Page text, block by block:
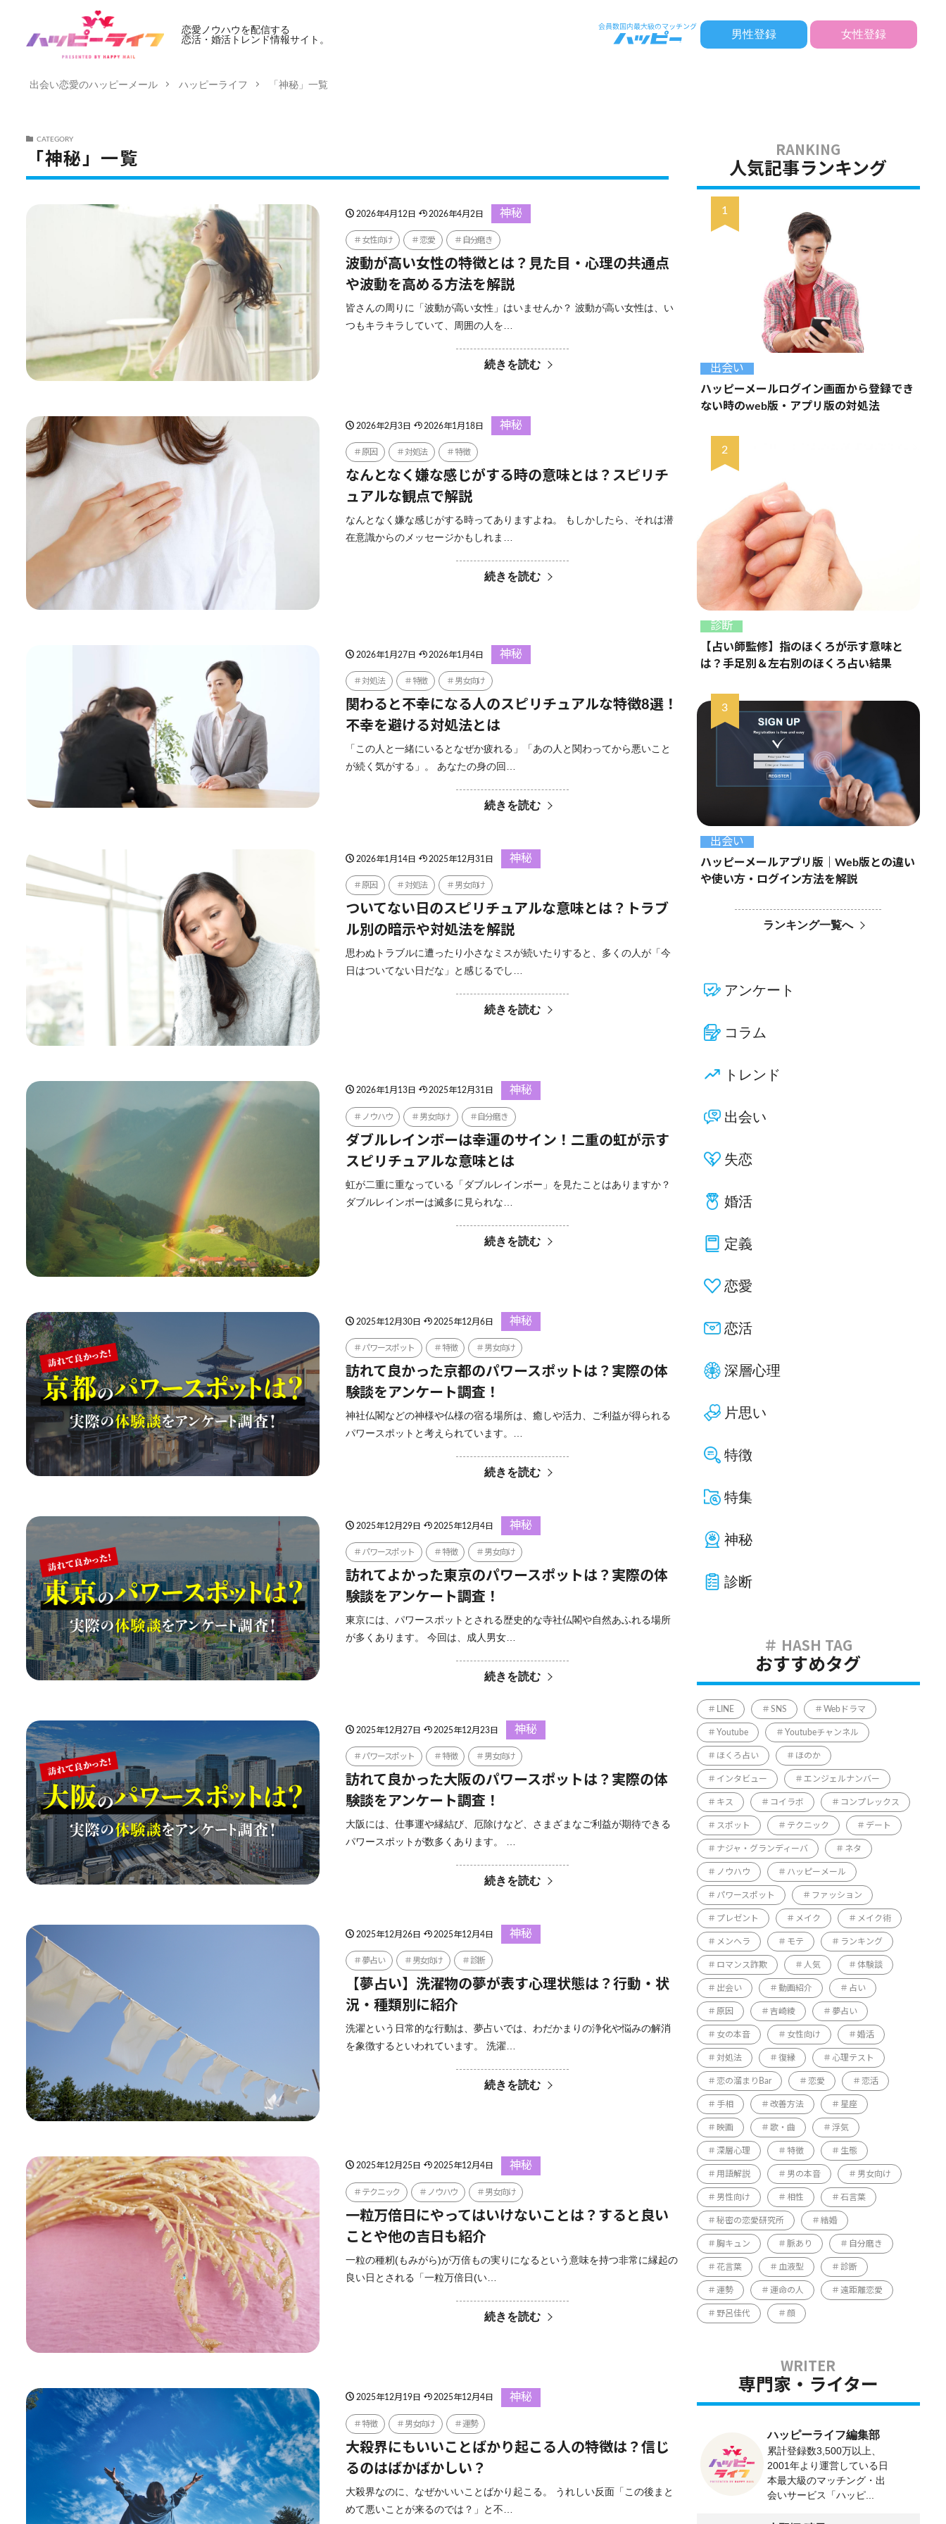
恋愛ノウハウを配信する
恋活・婚活トレンド情報サイト。
男性登録 女性登録
出会い恋愛のハッピーメール ハッピーライフ 「神秘」一覧
CATEGORY
「神秘」一覧
2026年4月12日 2026年4月2日 神秘
女性向け 恋愛 自分磨き
波動が高い女性の特徴とは？見た目・心理の共通点
や波動を高める方法を解説
皆さんの周りに「波動が高い女性」はいませんか？ 波動が高い女性は、い
つもキラキラしていて、周囲の人を…
続きを読む
2026年2月3日 2026年1月18日 神秘
原因 対処法 特徴
なんとなく嫌な感じがする時の意味とは？スピリチ
ュアルな観点で解説
なんとなく嫌な感じがする時ってありますよね。 もしかしたら、それは潜
在意識からのメッセージかもしれま…
続きを読む
2026年1月27日 2026年1月4日 神秘
対処法 特徴 男女向け
関わると不幸になる人のスピリチュアルな特徴8選！
不幸を避ける対処法とは
「この人と一緒にいるとなぜか疲れる」「あの人と関わってから悪いこと
が続く気がする」。 あなたの身の回…
続きを読む
2026年1月14日 2025年12月31日 神秘
原因 対処法 男女向け
ついてない日のスピリチュアルな意味とは？トラブ
ル別の暗示や対処法を解説
思わぬトラブルに遭ったり小さなミスが続いたりすると、多くの人が「今
日はついてない日だな」と感じるでし…
続きを読む
2026年1月13日 2025年12月31日 神秘
ノウハウ 男女向け 自分磨き
ダブルレインボーは幸運のサイン！二重の虹が示す
スピリチュアルな意味とは
虹が二重に重なっている「ダブルレインボー」を見たことはありますか？
ダブルレインボーは滅多に見られな…
続きを読む
2025年12月30日 2025年12月6日 神秘
パワースポット 特徴 男女向け
訪れて良かった京都のパワースポットは？実際の体
験談をアンケート調査！
神社仏閣などの神様や仏様の宿る場所は、癒しや活力、ご利益が得られる
パワースポットと考えられています。…
続きを読む
2025年12月29日 2025年12月4日 神秘
パワースポット 特徴 男女向け
訪れてよかった東京のパワースポットは？実際の体
験談をアンケート調査！
東京には、パワースポットとされる歴史的な寺社仏閣や自然あふれる場所
が多くあります。 今回は、成人男女…
続きを読む
2025年12月27日 2025年12月23日 神秘
パワースポット 特徴 男女向け
訪れて良かった大阪のパワースポットは？実際の体
験談をアンケート調査！
大阪には、仕事運や縁結び、厄除けなど、さまざまなご利益が期待できる
パワースポットが数多くあります。 …
続きを読む
2025年12月26日 2025年12月4日 神秘
夢占い 男女向け 診断
【夢占い】洗濯物の夢が表す心理状態は？行動・状
況・種類別に紹介
洗濯という日常的な行動は、夢占いでは、わだかまりの浄化や悩みの解消
を象徴するといわれています。 洗濯…
続きを読む
2025年12月25日 2025年12月4日 神秘
テクニック ノウハウ 男女向け
一粒万倍日にやってはいけないことは？すると良い
ことや他の吉日も紹介
一粒の種籾(もみがら)が万倍もの実りになるという意味を持つ非常に縁起の
良い日とされる「一粒万倍日(い…
続きを読む
2025年12月19日 2025年12月4日 神秘
特徴 男女向け 運勢
大殺界にもいいことばかり起こる人の特徴は？信じ
るのはばかばかしい？
大殺界なのに、なぜかいいことばかり起こる。 うれしい反面「この後まと
めて悪いことが来るのでは？」と不…
人気記事ランキング
出会い
ハッピーメールログイン画面から登録でき
ない時のweb版・アプリ版の対処法
診断
【占い師監修】指のほくろが示す意味と
は？手足別＆左右別のほくろ占い結果
出会い
ハッピーメールアプリ版｜Web版との違い
や使い方・ログイン方法を解説
ランキング一覧へ
アンケート
コラム
トレンド
出会い
失恋
婚活
定義
恋愛
恋活
深層心理
片思い
特徴
特集
神秘
診断
おすすめタグ
LINE SNS Webドラマ
Youtube Youtubeチャンネル
ほくろ占い ほのか
インタビュー エンジェルナンバー
キス コイラボ コンプレックス
スポット テクニック デート
ナジャ・グランディーバ ネタ
ノウハウ ハッピーメール
パワースポット ファッション
プレゼント メイク メイク術
メンヘラ モテ ランキング
ロマンス詐欺 人気 体験談
出会い 動画紹介 占い
原因 吉崎綾 夢占い
女の本音 女性向け 婚活
対処法 復縁 心理テスト
恋の溜まりBar 恋愛 恋活
手相 改善方法 星座
映画 歌・曲 浮気
深層心理 特徴 生態
用語解説 男の本音 男女向け
男性向け 相性 石言葉
秘密の恋愛研究所 結婚
胸キュン 脈あり 自分磨き
花言葉 血液型 診断
運勢 運命の人 遠距離恋愛
野呂佳代 顔
専門家・ライター
ハッピーライフ編集部
累計登録数3,500万以上、
2001年より運営している日
本最大級のマッチング・出
会いサービス「ハッピ...